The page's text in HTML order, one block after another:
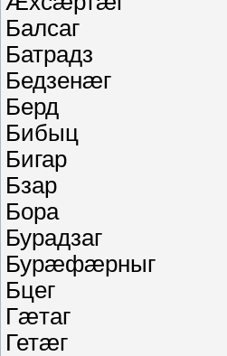
Балсаг
Батрадз
Бедзенæг
Берд
Бибыц
Бигар
Бзар
Бора
Бурадзаг
Бурæфæрныг
Бцег
Гæтаг
Гетæг